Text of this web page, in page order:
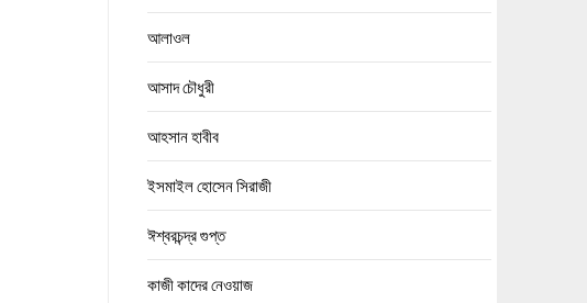
আলাওল
আসাদ চৌধুরী
আহসান হাবীব
ইসমাইল হোসেন সিরাজী
ঈশ্বরচন্দ্র গুপ্ত
কাজী কাদের নেওয়াজ